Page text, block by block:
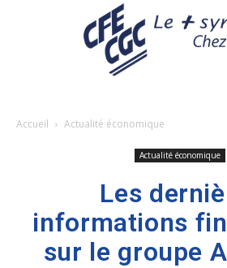
Accueil Actualité économique
Actualité économique
Les
informations
sur le groupe